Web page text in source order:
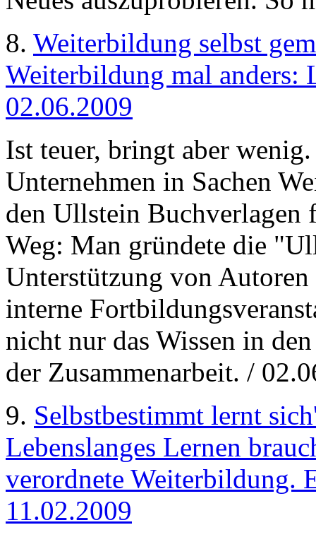
8. Weiterbildung selbst
Weiterbildung mal anders:
02.06.2009
Ist teuer, bringt aber
Unternehmen in Sachen
den Ullstein Buchverlagen
Weg: Man gründete die
Unterstützung von Autoren
interne
nicht nur das Wissen in
der Zusammenarbeit. /
9. Selbstbestimmt lernt
Lebenslanges Lernen
verordnete Weiterbildung.
11.02.2009